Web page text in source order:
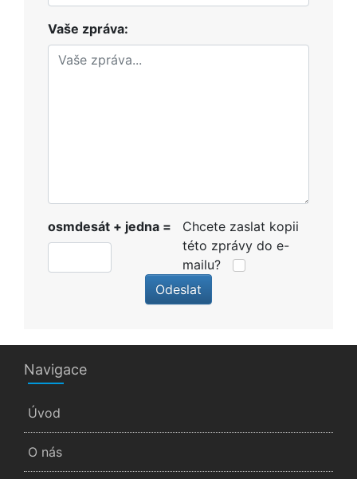
Vaše zpráva:
osmdesát + jedna =
Chcete zaslat kopii
této zprávy do e-
mailu?
Odeslat
Navigace
Úvod
O nás